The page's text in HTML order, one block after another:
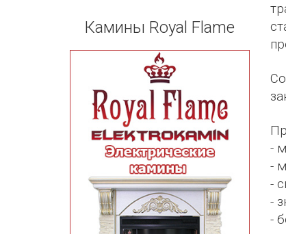
-
-
-
-
-
Камины Royal Flame